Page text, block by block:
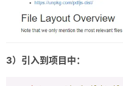
3）引入到项目中：